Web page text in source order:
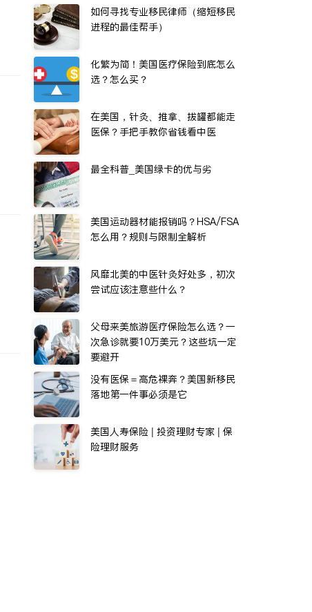
如何寻找专业移民律师（缩短移民
进程的最佳帮手）
化繁为简！美国医疗保险到底怎么
选？怎么买？
在美国，针灸、推拿、拔罐都能走
医保？手把手教你省钱看中医
最全科普_美国绿卡的优与劣
美国运动器材能报销吗？HSA/FSA
怎么用？规则与限制全解析
风靡北美的中医针灸好处多，初次
尝试应该注意些什么？
父母来美旅游医疗保险怎么选？一
次急诊就要10万美元？这些坑一定
要避开
没有医保＝高危裸奔？美国新移民
落地第一件事必须是它
美国人寿保险 | 投资理财专家 | 保
险理财服务